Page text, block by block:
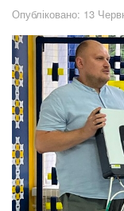
Опубліковано: 13